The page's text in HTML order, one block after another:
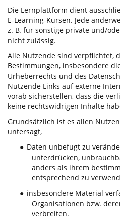
Die Lernplattform dient
E-Learning-Kursen. Jede
z. B. für sonstige private und/
nicht zulässig.
Alle Nutzende sind verpflichtet,
Bestimmungen, insbesondere
Urheberrechts und des
Nutzende Links auf externe
vorab sicherstellen, dass die
keine rechtswidrigen Inhalte
Grundsätzlich ist es allen
untersagt,
● Daten unbefugt zu
unterdrücken,
anders als ihrem
entsprechend zu
● insbesondere Material
Organisationen bzw.
verbreiten.